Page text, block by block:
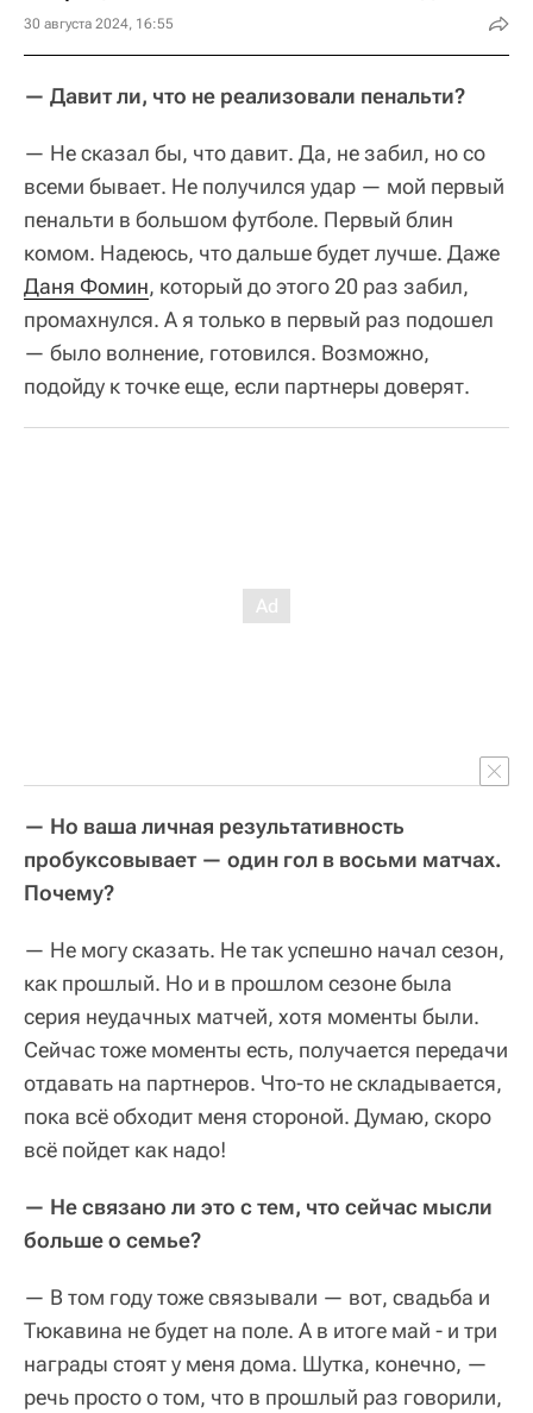
30 августа 2024, 16:55
— Давит ли, что не реализовали пенальти?
— Не сказал бы, что давит. Да, не забил, но со
всеми бывает. Не получился удар — мой первый
пенальти в большом футболе. Первый блин
комом. Надеюсь, что дальше будет лучше. Даже
Даня Фомин, который до этого 20 раз забил,
промахнулся. А я только в первый раз подошел
— было волнение, готовился. Возможно,
подойду к точке еще, если партнеры доверят.
— Но ваша личная результативность
пробуксовывает — один гол в восьми матчах.
Почему?
— Не могу сказать. Не так успешно начал сезон,
как прошлый. Но и в прошлом сезоне была
серия неудачных матчей, хотя моменты были.
Сейчас тоже моменты есть, получается передачи
отдавать на партнеров. Что-то не складывается,
пока всё обходит меня стороной. Думаю, скоро
всё пойдет как надо!
— Не связано ли это с тем, что сейчас мысли
больше о семье?
— В том году тоже связывали — вот, свадьба и
Тюкавина не будет на поле. А в итоге май - и три
награды стоят у меня дома. Шутка, конечно, —
речь просто о том, что в прошлый раз говорили,